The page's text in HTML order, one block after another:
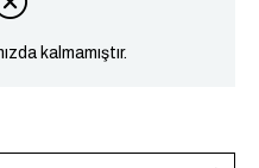
kalmamıştır.